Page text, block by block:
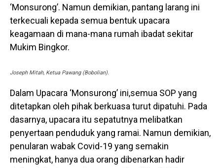
‘Monsurong’. Namun demikian, pantang larang ini
terkecuali kepada semua bentuk upacara
keagamaan di mana-mana rumah ibadat sekitar
Mukim Bingkor.
Joseph Mitah, Ketua Pawang (Bobolian).
Dalam Upacara ‘Monsurong’ ini,semua SOP yang
ditetapkan oleh pihak berkuasa turut dipatuhi. Pada
dasarnya, upacara itu sepatutnya melibatkan
penyertaan penduduk yang ramai. Namun demikian,
penularan wabak Covid-19 yang semakin
meningkat, hanya dua orang dibenarkan hadir